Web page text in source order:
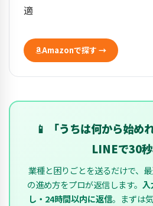
適
Amazonで探す →
📱 「うちは何から始め
LINEで30
業種と困りごとを送るだけで、
の進め方をプロが返信します。
し・24時間以内に返信。まずは